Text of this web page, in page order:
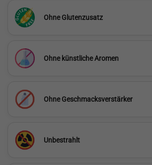
Ohne Glutenzusatz
Ohne künstliche Aromen
Ohne Geschmacksverstärker
Unbestrahlt